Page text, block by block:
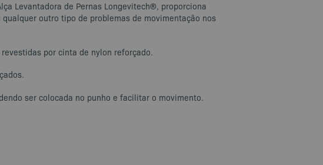
Levantadora de Pernas Longevitech®, proporciona
outro tipo de problemas de movimentação nos
por cinta de nylon reforçado.
ser colocada no punho e facilitar o movimento.